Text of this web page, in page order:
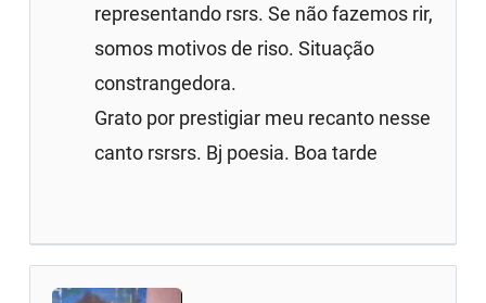
representando rsrs. Se não fazemos rir,
somos motivos de riso. Situação
constrangedora.
Grato por prestigiar meu recanto nesse
canto rsrsrs. Bj poesia. Boa tarde